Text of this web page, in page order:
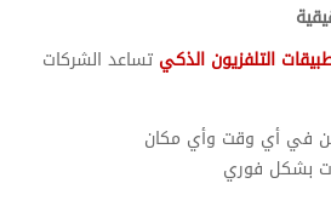
التلفزيون الذكي تساعد الشركات
في أي وقت وأي مكان
بشكل فوري